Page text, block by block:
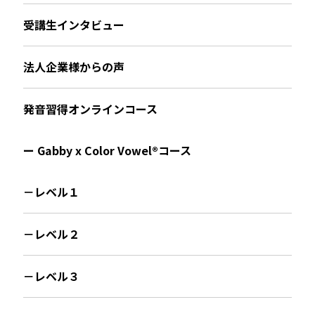
受講生インタビュー
法人企業様からの声
発音習得オンラインコース
ー Gabby x Color Vowel®︎コース
－レベル１
－レベル２
－レベル３